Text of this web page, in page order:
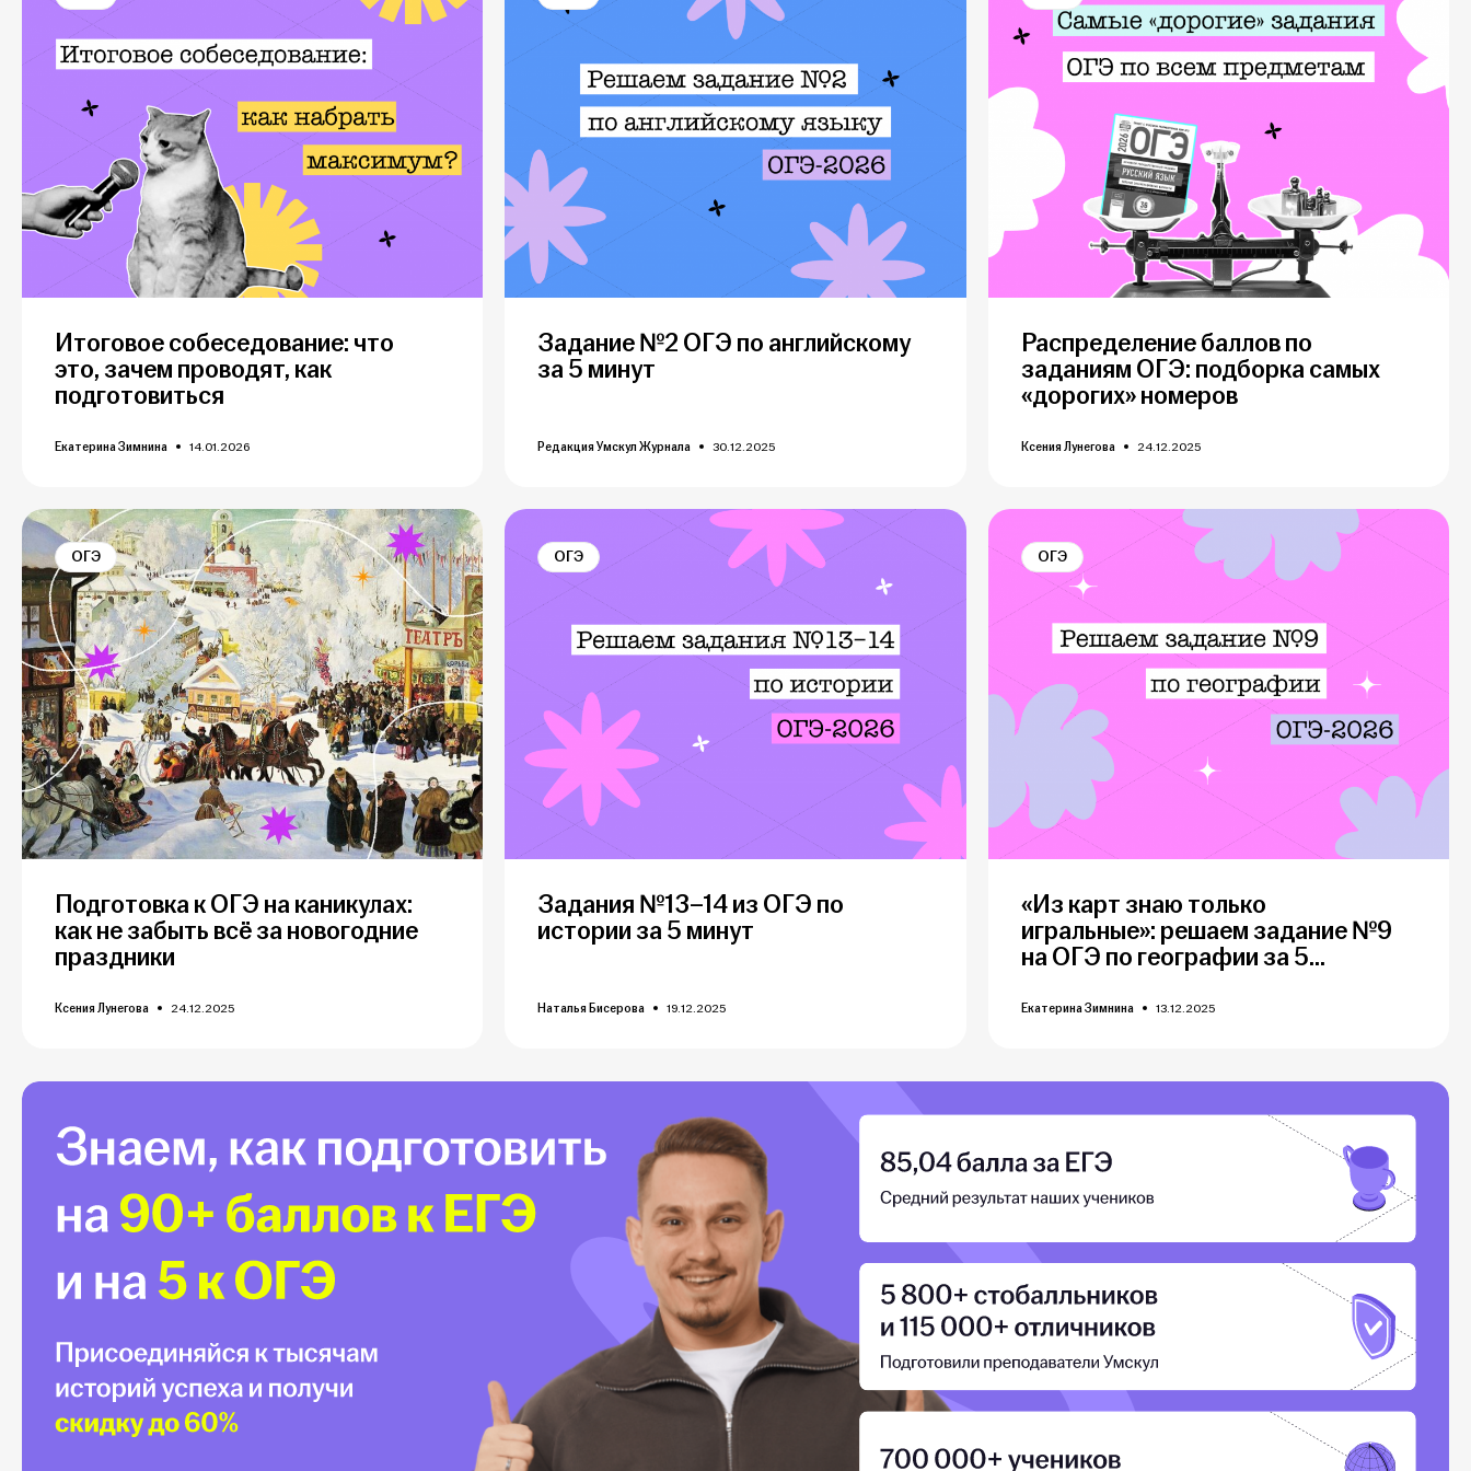
Итоговое собеседование: что
это, зачем проводят, как
подготовиться
Екатерина Зимнина 14.01.2026
Задание №2 ОГЭ по английскому
за 5 минут
Редакция Умскул Журнала 30.12.2025
Распределение баллов по
заданиям ОГЭ: подборка самых
«дорогих» номеров
Ксения Лунегова 24.12.2025
ОГЭ
Подготовка к ОГЭ на каникулах:
как не забыть всё за новогодние
праздники
Ксения Лунегова 24.12.2025
ОГЭ
Задания №13–14 из ОГЭ по
истории за 5 минут
Наталья Бисерова 19.12.2025
ОГЭ
«Из карт знаю только
игральные»: решаем задание №9
на ОГЭ по географии за 5...
Екатерина Зимнина 13.12.2025